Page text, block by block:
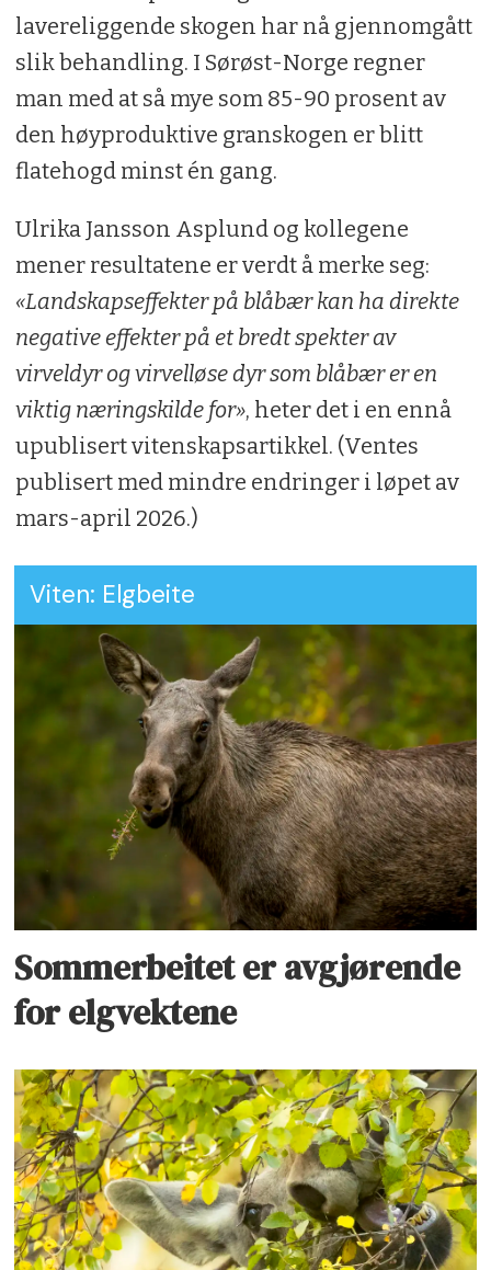
lavereliggende skogen har nå gjennomgått
slik behandling. I Sørøst-Norge regner
man med at så mye som 85-90 prosent av
den høyproduktive granskogen er blitt
flatehogd minst én gang.
Ulrika Jansson Asplund og kollegene
mener resultatene er verdt å merke seg:
«Landskapseffekter på blåbær kan ha direkte
negative effekter på et bredt spekter av
virveldyr og virvelløse dyr som blåbær er en
viktig næringskilde for», heter det i en ennå
upublisert vitenskapsartikkel. (Ventes
publisert med mindre endringer i løpet av
mars-april 2026.)
Viten: Elgbeite
Sommerbeitet er avgjørende
for elgvektene